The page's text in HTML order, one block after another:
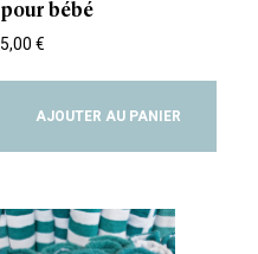
pour bébé
5,00€
AJOUTER AU PANIER